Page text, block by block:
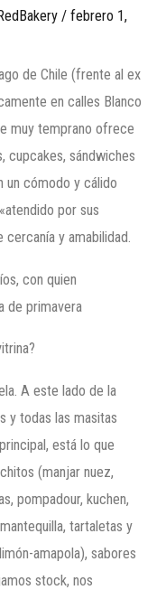
/febrero 1,
de Chile (frente al ex
en calles Blanco
muy temprano ofrece
cupcakes, sándwiches
un cómodo y cálido
por sus
cercanía y amabilidad.
con quien
de primavera
A este lado de la
y todas las masitas
está lo que
(manjar nuez,
pompadour, kuchen,
tartaletas y
amapola), sabores
stock, nos